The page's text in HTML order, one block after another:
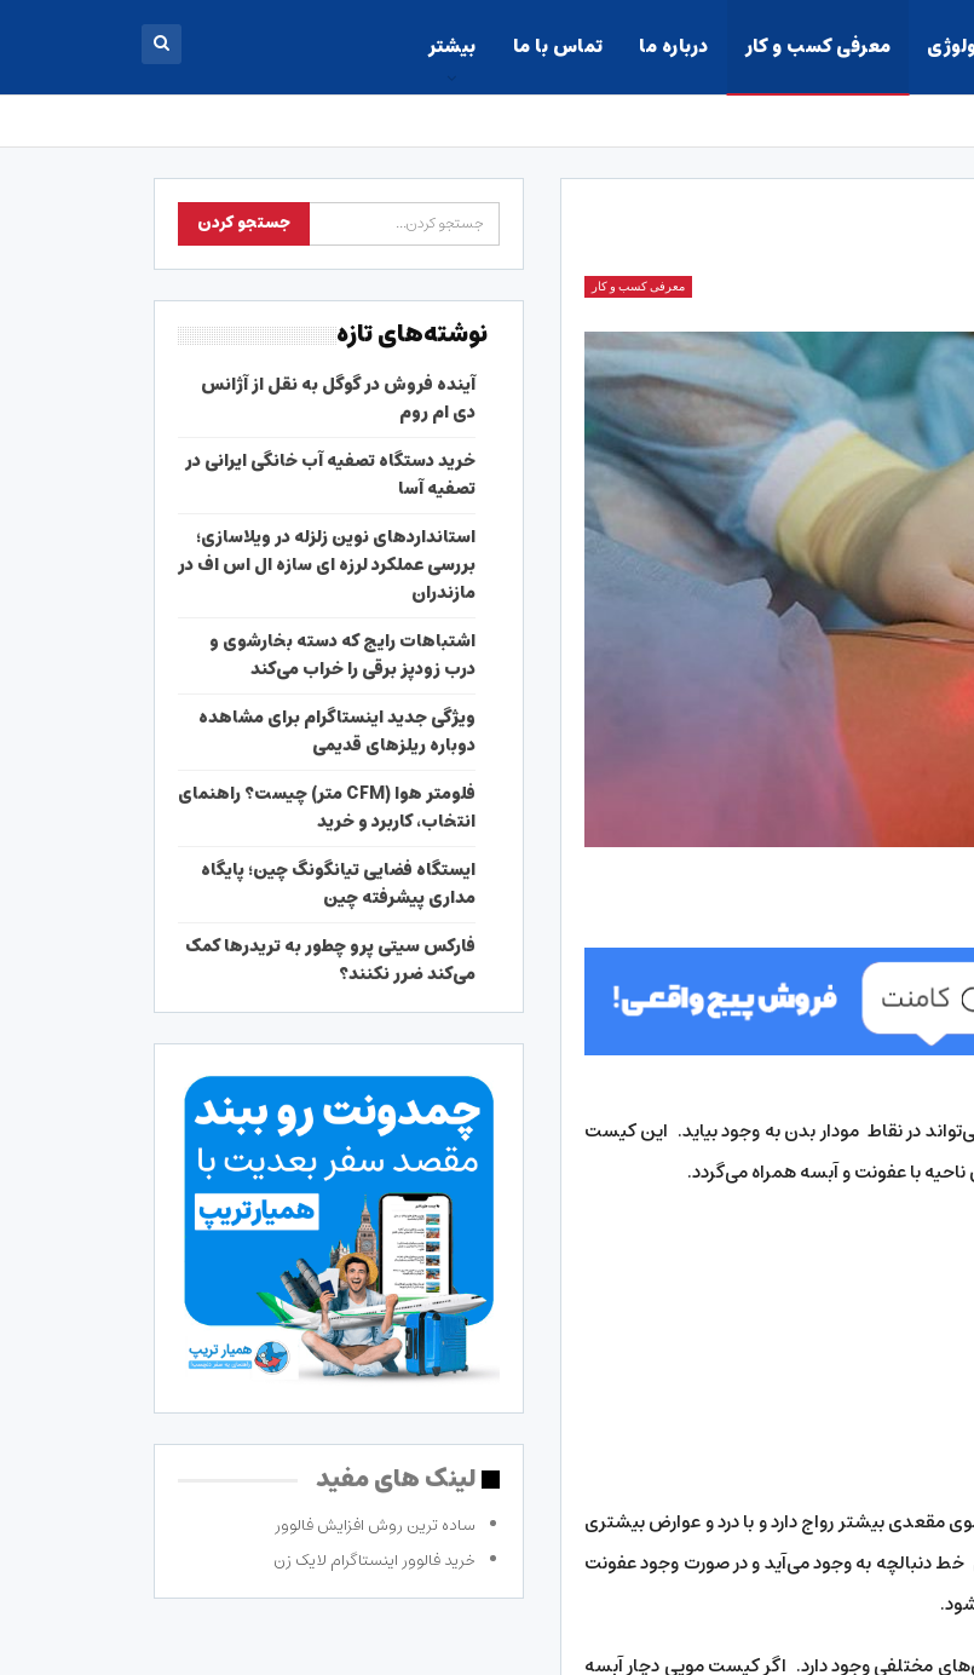
معرفی کسب و کار درباره ما تماس با ما بیشتر
معرفی کسب و کار
در نقاط مودار بدن به وجود بیاید. این کیست
با عفونت و آبسه همراه می‌گردد.
مقعدی بیشتر رواج دارد و با درد و عوارض بیشتری
دنبالچه به وجود می‌آید و در صورت وجود عفونت
مختلفی وجود دارد. اگر کیست مویی دچار آبسه
نوشته‌های تازه
آینده فروش در گوگل به نقل از آژانس
دی ام روم
خرید دستگاه تصفیه آب خانگی ایرانی در
تصفیه آسا
استانداردهای نوین زلزله در ویلاسازی؛
بررسی عملکرد لرزه ای سازه ال اس اف در
مازندران
اشتباهات رایج که دسته بخارشوی و
درب زودپز برقی را خراب می‌کند
ویژگی جدید اینستاگرام برای مشاهده
دوباره ریلزهای قدیمی
فلومتر هوا (CFM متر) چیست؟ راهنمای
انتخاب، کاربرد و خرید
ایستگاه فضایی تیانگونگ چین؛ پایگاه
مداری پیشرفته چین
فارکس سیتی پرو چطور به تریدرها کمک
می‌کند ضرر نکنند؟
لینک های مفید
ساده ترین روش افزایش فالوور
خرید فالوور اینستاگرام لایک زن